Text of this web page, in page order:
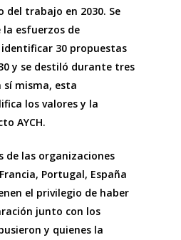
trabajo en 2030. Se
la esfuerzos de
30 propuestas
y se destiló durante tres
sí misma, esta
los valores y la
AYCH.
de las organizaciones
Portugal, España
el privilegio de haber
junto con los
y quienes la